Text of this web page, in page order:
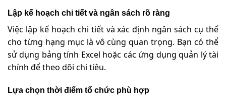
Lập kế hoạch chi tiết và ngân sách rõ ràng
Việc lập kế hoạch chi tiết và xác định ngân sách cụ thể
cho từng hạng mục là vô cùng quan trọng. Bạn có thể
sử dụng bảng tính Excel hoặc các ứng dụng quản lý tài
chính để theo dõi chi tiêu.
Lựa chọn thời điểm tổ chức phù hợp